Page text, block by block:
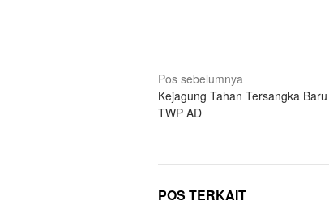
Navigasi
pos
Pos sebelumnya
Kejagung Tahan Tersangka
TWP AD
POS TERKAIT